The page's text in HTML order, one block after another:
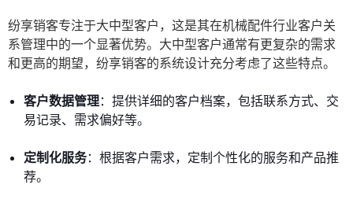
纷享销客专注于大中型客户，这是其在机械配件行业客户关
系管理中的一个显著优势。大中型客户通常有更复杂的需求
和更高的期望，纷享销客的系统设计充分考虑了这些特点。
客户数据管理：提供详细的客户档案，包括联系方式、交
易记录、需求偏好等。
定制化服务：根据客户需求，定制个性化的服务和产品推
荐。